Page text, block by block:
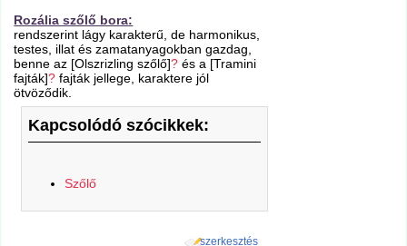
Rozália szőlő bora:
rendszerint lágy karakterű, de harmonikus,
testes, illat és zamatanyagokban gazdag,
benne az [Olszrizling szőlő]? és a [Tramini
fajták]? fajták jellege, karaktere jól
ötvöződik.
Kapcsolódó szócikkek:
Szőlő
szerkesztés